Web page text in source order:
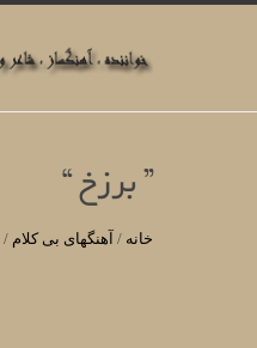
” برزخ “
خانه / آهنگهای بی کلام /